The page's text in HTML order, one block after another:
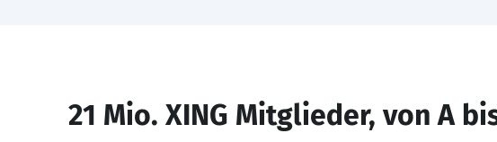
21 Mio. XING Mitglieder, von A